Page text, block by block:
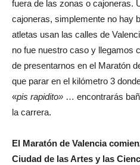
fuera de las zonas o cajoneras.
cajoneras, simplemente no hay
atletas usan las calles de
no fue nuestro caso y llegamos
de presentarnos en el Maratón
que parar en el kilómetro 3
«pis rapidito» … encontrarás
la carrera.
El Maratón de Valencia
Ciudad de las Artes y las